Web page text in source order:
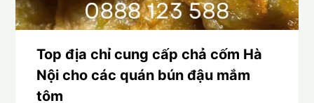
Top địa chỉ cung cấp chả cốm Hà
Nội cho các quán bún đậu mắm
tôm